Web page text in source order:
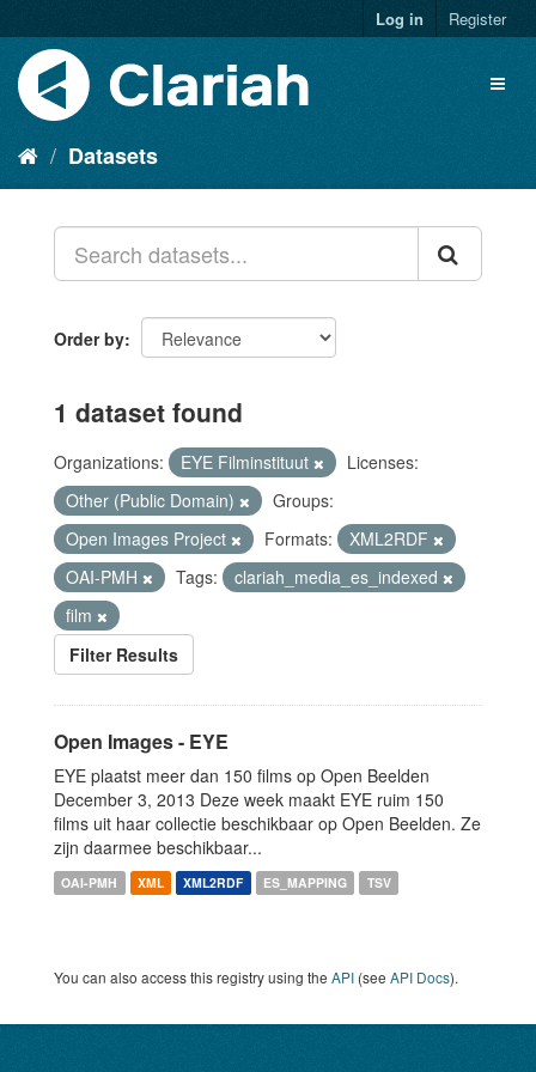
Log in Register
Datasets
Order by
1 dataset found
Organizations: EYE Filminstituut
Licenses:
Other (Public Domain)
Groups:
Open Images Project
Formats:
XML2RDF
OAI-PMH
Tags:
clariah_media_es_indexed
film
Filter Results
Open Images - EYE
EYE plaatst meer dan 150 films op Open Beelden
December 3, 2013 Deze week maakt EYE ruim 150
films uit haar collectie beschikbaar op Open Beelden. Ze
zijn daarmee beschikbaar...
OAI-PMH XML XML2RDF ES_MAPPING TSV
You can also access this registry using the API (see API Docs).